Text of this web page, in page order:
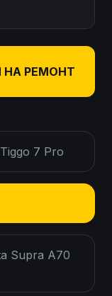
НА РЕМОНТ
7 Pro
Supra A70